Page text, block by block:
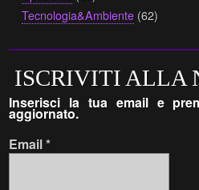
Tecnologia&Ambiente (62)
ISCRIVITI ALLA
Inserisci la tua email e
aggiornato.
Email*